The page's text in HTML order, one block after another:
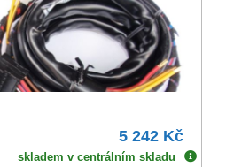
5 242 Kč
skladem v centrálním skladu